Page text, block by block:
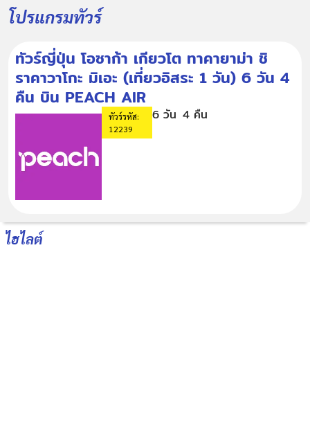
โปรแกรมทัวร์
ทัวร์ญี่ปุ่น โอซาก้า เกียวโต ทาคายาม่า ชิ
ราคาวาโกะ มิเอะ (เที่ยวอิสระ 1 วัน) 6 วัน 4
คืน บิน PEACH AIR
ทัวร์รหัส:
12239
6 วัน 4 คืน
ไฮไลต์